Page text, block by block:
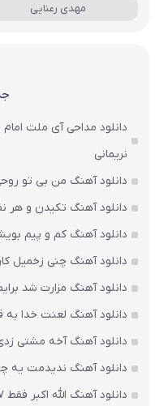
مهدی رعنایی
دانلود مداحی آی ملت
نریمانی
دانلود آهنگ من بی تو
دانلود آهنگ تکیدن و هر
دانلود آهنگ کم و پیم
دانلود آهنگ چنی زخمیل
دانلود آهنگ مزارت شد
دانلود آهنگ لعنت خدا
دانلود آهنگ آخه مشتی
دانلود آهنگ ندیدمت یه
دانلود آهنگ الله اکبر فقط 207 مشکی سعید کریمی